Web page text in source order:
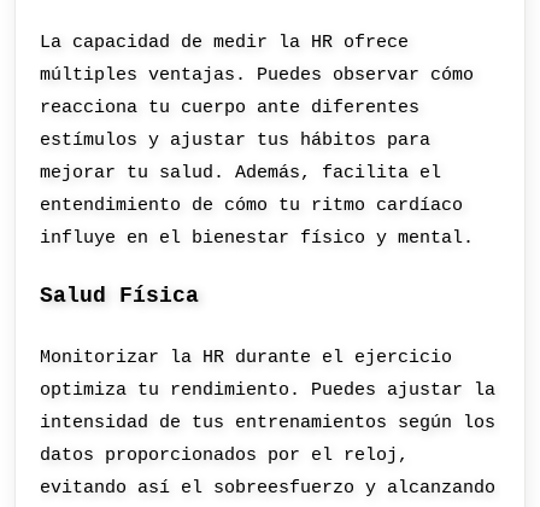
La capacidad de medir la HR ofrece
múltiples ventajas. Puedes observar cómo
reacciona tu cuerpo ante diferentes
estímulos y ajustar tus hábitos para
mejorar tu salud. Además, facilita el
entendimiento de cómo tu ritmo cardíaco
influye en el bienestar físico y mental.
Salud Física
Monitorizar la HR durante el ejercicio
optimiza tu rendimiento. Puedes ajustar la
intensidad de tus entrenamientos según los
datos proporcionados por el reloj,
evitando así el sobreesfuerzo y alcanzando